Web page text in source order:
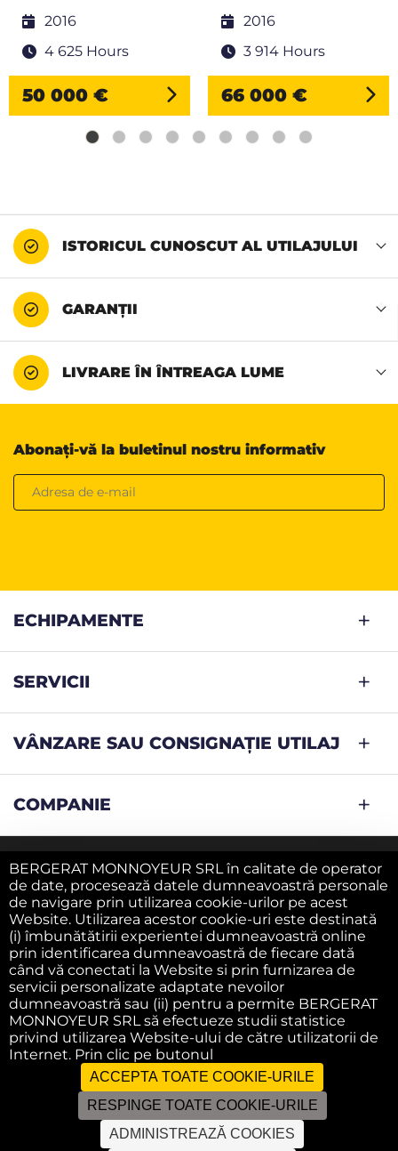
2016
4 625 Hours
50 000 €
2016
3 914 Hours
66 000 €
ISTORICUL CUNOSCUT AL UTILAJULUI
GARANȚII
LIVRARE ÎN ÎNTREAGA LUME
Abonați-vă la buletinul nostru informativ
ECHIPAMENTE
SERVICII
VÂNZARE SAU CONSIGNAȚIE UTILAJ
COMPANIE
Notificare legală
Politica de confidentialitate
Politica privind cookie-urile
Termeni si conditii
BERGERAT MONNOYEUR SRL în calitate de operator
de date, procesează datele dumneavoastră personale
de navigare prin utilizarea cookie-urilor pe acest
Website. Utilizarea acestor cookie-uri este destinată
(i) îmbunătătirii experientei dumneavoastră online
prin identificarea dumneavoastră de fiecare dată
când vă conectati la Website si prin furnizarea de
servicii personalizate adaptate nevoilor
dumneavoastră sau (ii) pentru a permite BERGERAT
MONNOYEUR SRL să efectueze studii statistice
privind utilizarea Website-ului de către utilizatorii de
Internet. Prin clic pe butonul
ACCEPTA TOATE COOKIE-URILE
RESPINGE TOATE COOKIE-URILE
ADMINISTREAZĂ COOKIES